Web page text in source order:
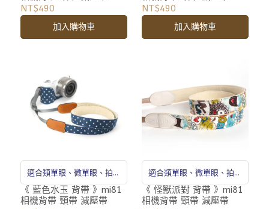
NT$490
加入購物車
NT$490
加入購物車
適合類單眼、微單眼、拍立
得
《 藍色水玉 背帶 》mi81
相機背帶 頸帶 減壓帶
適合類單眼、微單眼、拍立
得
《 怪獸派對 背帶 》mi81
相機背帶 頸帶 減壓帶